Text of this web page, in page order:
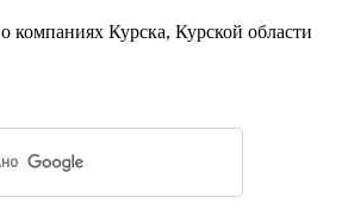
компаниях Курска, Курской области